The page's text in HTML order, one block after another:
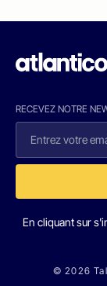
RECEVEZ NOTRE
En cliquant sur
© 2026